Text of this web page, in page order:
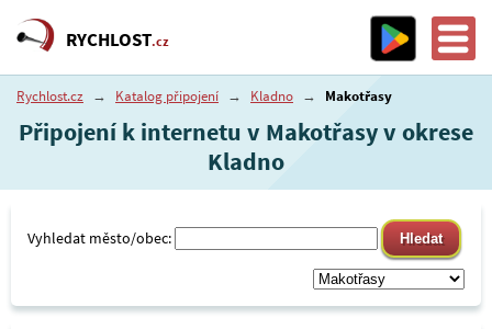
RYCHLOST.cz
Rychlost.cz → Katalog připojení → Kladno → Makotřasy
Připojení k internetu v Makotřasy v okrese
Kladno
Vyhledat město/obec: